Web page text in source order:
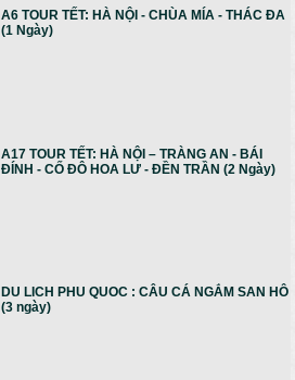
A6 TOUR TẾT: HÀ NỘI - CHÙA MÍA - THÁC ĐA
(1 Ngày)
A17 TOUR TẾT: HÀ NỘI – TRÀNG AN - BÁI
ĐÍNH - CỐ ĐÔ HOA LƯ - ĐỀN TRẦN (2 Ngày)
DU LICH PHU QUOC : CÂU CÁ NGẮM SAN HÔ
(3 ngày)